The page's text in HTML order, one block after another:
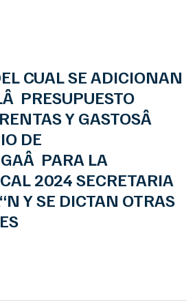
CUAL SE ADICIONAN
PRESUPUESTO
Y GASTOSÂ
DE
PARA LA
2024 SECRETARIA
Y SE DICTAN OTRAS